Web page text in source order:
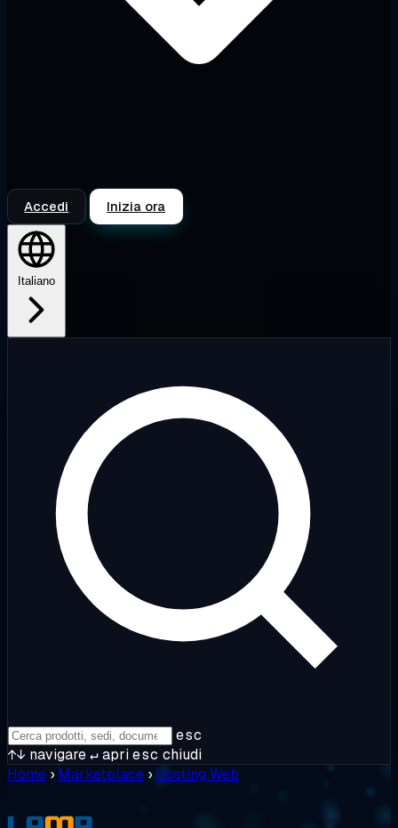
Accedi Inizia ora
Italiano
esc
↑↓ navigare↵apriesc chiudi
Home › Marketplace › Hosting Web